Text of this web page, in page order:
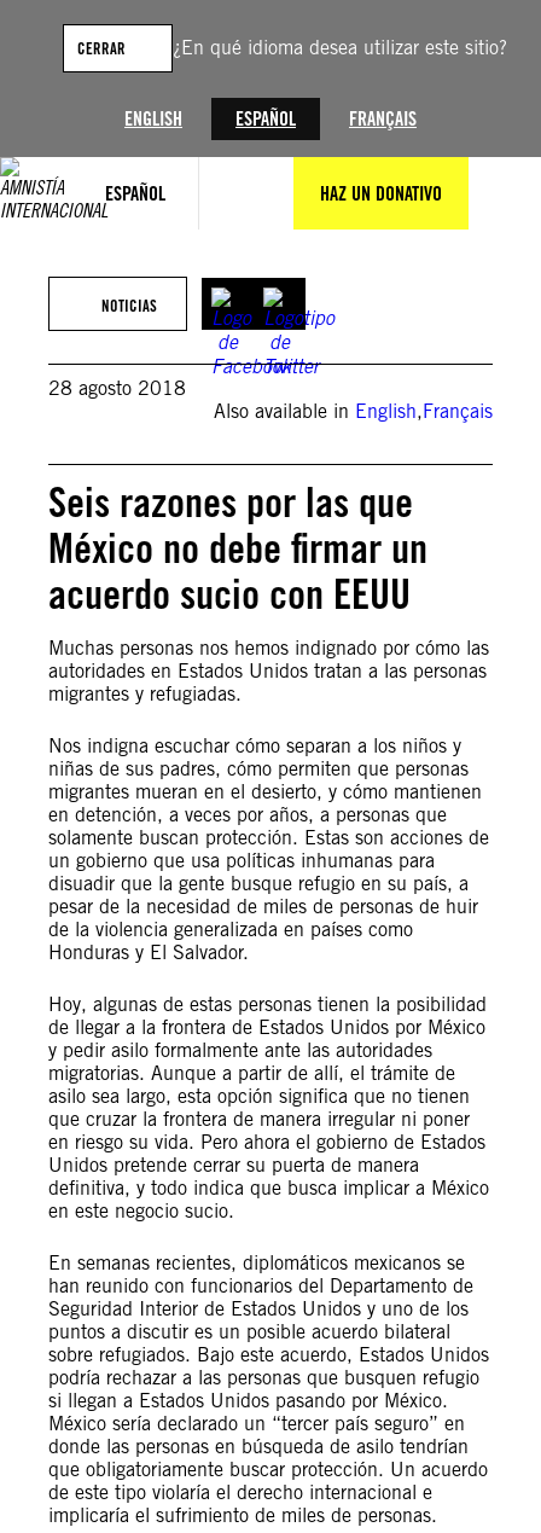
¿En qué idioma desea utilizar este sitio?
ENGLISH ESPAÑOL FRANÇAIS
CERRAR
ESPAÑOL HAZ UN DONATIVO
contenido
NOTICIAS
28 agosto 2018
Also available in English,Français
Seis razones por las que
México no debe firmar un
acuerdo sucio con EEUU
Muchas personas nos hemos indignado por cómo las
autoridades en Estados Unidos tratan a las personas
migrantes y refugiadas.
Nos indigna escuchar cómo separan a los niños y
niñas de sus padres, cómo permiten que personas
migrantes mueran en el desierto, y cómo mantienen
en detención, a veces por años, a personas que
solamente buscan protección. Estas son acciones de
un gobierno que usa políticas inhumanas para
disuadir que la gente busque refugio en su país, a
pesar de la necesidad de miles de personas de huir
de la violencia generalizada en países como
Honduras y El Salvador.
Hoy, algunas de estas personas tienen la posibilidad
de llegar a la frontera de Estados Unidos por México
y pedir asilo formalmente ante las autoridades
migratorias. Aunque a partir de allí, el trámite de
asilo sea largo, esta opción significa que no tienen
que cruzar la frontera de manera irregular ni poner
en riesgo su vida. Pero ahora el gobierno de Estados
Unidos pretende cerrar su puerta de manera
definitiva, y todo indica que busca implicar a México
en este negocio sucio.
En semanas recientes, diplomáticos mexicanos se
han reunido con funcionarios del Departamento de
Seguridad Interior de Estados Unidos y uno de los
puntos a discutir es un posible acuerdo bilateral
sobre refugiados. Bajo este acuerdo, Estados Unidos
podría rechazar a las personas que busquen refugio
si llegan a Estados Unidos pasando por México.
México sería declarado un “tercer país seguro” en
donde las personas en búsqueda de asilo tendrían
que obligatoriamente buscar protección. Un acuerdo
de este tipo violaría el derecho internacional e
implicaría el sufrimiento de miles de personas.